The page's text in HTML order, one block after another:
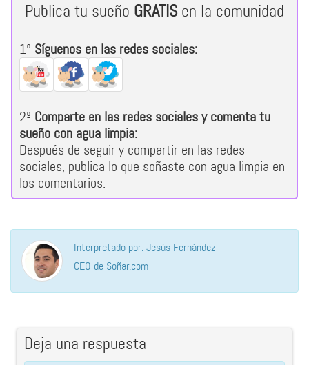
Publica tu sueño GRATISen la comunidad
1º Síguenos en las redes sociales:
2º Comparte en las redes sociales y comenta tu
sueño con agua limpia:
Después de seguir y compartir en las redes
sociales, publica lo que soñaste con agua limpia en
los comentarios.
Interpretado por: Jesús Fernández
CEO de Soñar.com
Deja una respuesta